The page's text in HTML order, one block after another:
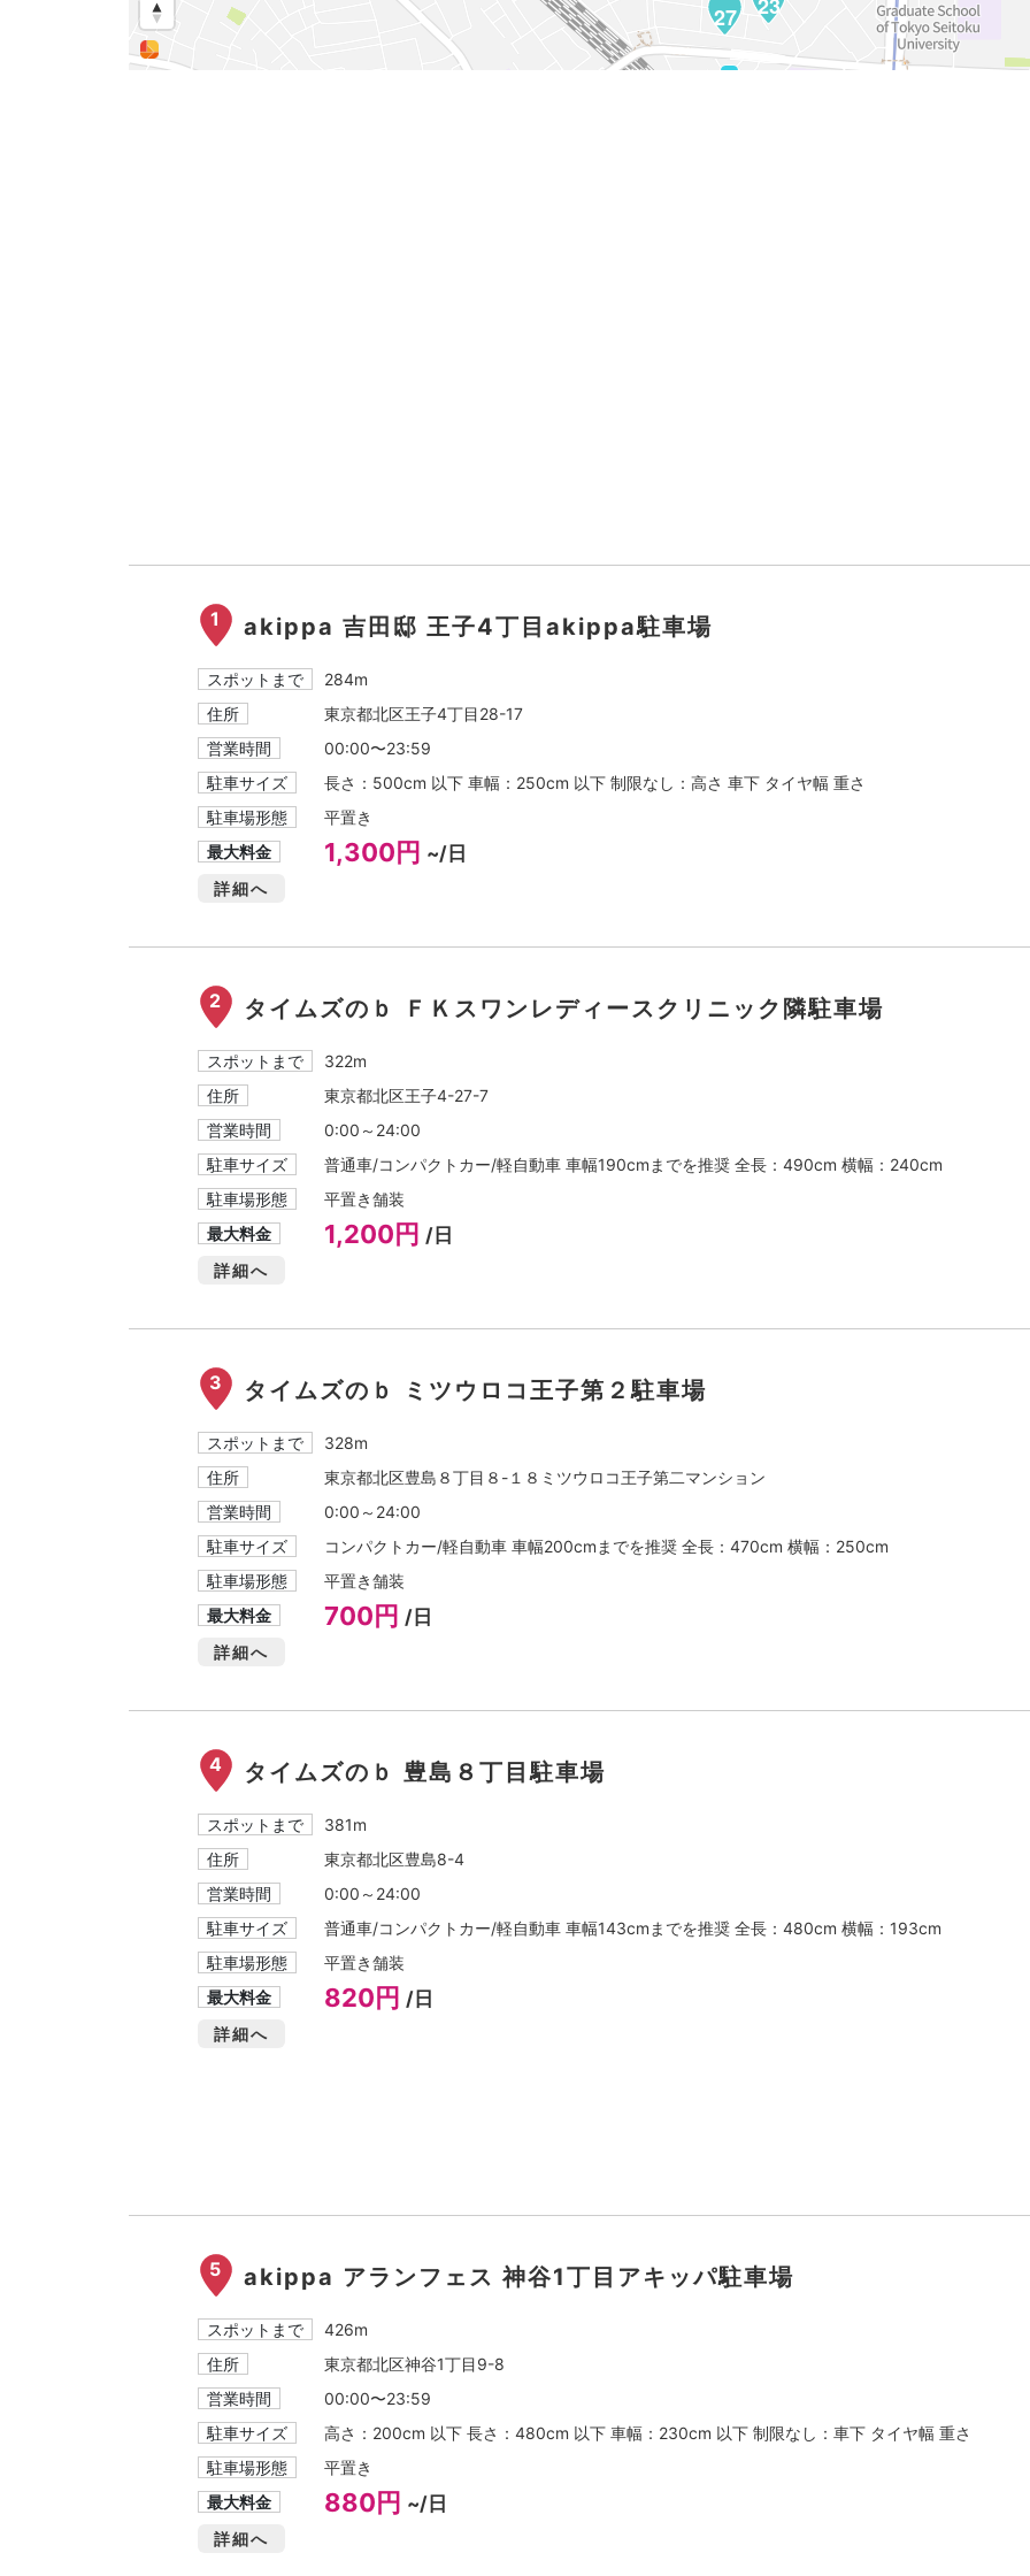
27
1 akippa 吉田邸 王子4丁目akippa駐車場
スポットまで
284m
住所
東京都北区王子4丁目28-17
営業時間
00:00〜23:59
駐車サイズ
長さ：500cm 以下 車幅：250cm 以下 制限なし：高さ 車下 タイヤ幅 重さ
駐車場形態
平置き
最大料金
1,300円 ~/日
詳細へ
2 タイムズのｂ ＦＫスワンレディースクリニック隣駐車場
スポットまで
322m
住所
東京都北区王子4-27-7
営業時間
0:00～24:00
駐車サイズ
普通車/コンパクトカー/軽自動車 車幅190cmまでを推奨 全長：490cm 横幅：240cm
駐車場形態
平置き舗装
最大料金
1,200円 /日
詳細へ
3 タイムズのｂ ミツウロコ王子第２駐車場
スポットまで
328m
住所
東京都北区豊島８丁目８-１８ミツウロコ王子第二マンション
営業時間
0:00～24:00
駐車サイズ
コンパクトカー/軽自動車 車幅200cmまでを推奨 全長：470cm 横幅：250cm
駐車場形態
平置き舗装
最大料金
700円 /日
詳細へ
4 タイムズのｂ 豊島８丁目駐車場
スポットまで
381m
住所
東京都北区豊島8-4
営業時間
0:00～24:00
駐車サイズ
普通車/コンパクトカー/軽自動車 車幅143cmまでを推奨 全長：480cm 横幅：193cm
駐車場形態
平置き舗装
最大料金
820円 /日
詳細へ
5 akippa アランフェス 神谷1丁目アキッパ駐車場
スポットまで
426m
住所
東京都北区神谷1丁目9-8
営業時間
00:00〜23:59
駐車サイズ
高さ：200cm 以下 長さ：480cm 以下 車幅：230cm 以下 制限なし：車下 タイヤ幅 重さ
駐車場形態
平置き
最大料金
880円 ~/日
詳細へ